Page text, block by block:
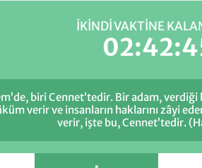
İKINDI VAKTİNE
biri Cennet’tedir. Bir adam,
verir ve insanların haklarını zâyi
verir, işte bu, Cennet’tedir.